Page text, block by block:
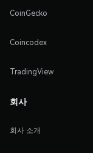
CoinGecko
Coincodex
TradingView
회사
회사 소개